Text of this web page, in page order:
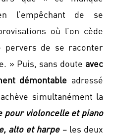
l’empêchant de se
où l’on cède
pervers de se raconter
» Puis, sans doute avec
démontable adressé
simultanément la
pour violoncelle et piano
alto et harpe– les deux